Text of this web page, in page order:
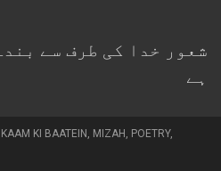
شعور خدا کی طرف سے
ہے
KAAM KI BAATEIN , MIZAH , POETRY,